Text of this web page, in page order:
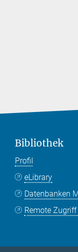
Bibliothek
Profil
eLibrary
Datenbanken
Remote